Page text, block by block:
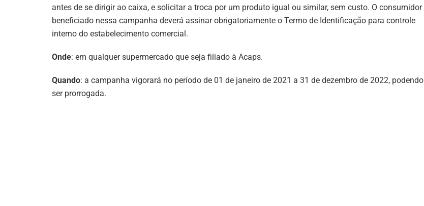
antes de se dirigir ao caixa, e solicitar a troca por um produto igual ou similar, sem custo. O consumidor
beneficiado nessa campanha deverá assinar obrigatoriamente o Termo de Identificação para controle
interno do estabelecimento comercial.
Onde: em qualquer supermercado que seja filiado à Acaps.
Quando: a campanha vigorará no período de 01 de janeiro de 2021 a 31 de dezembro de 2022, podendo
ser prorrogada.